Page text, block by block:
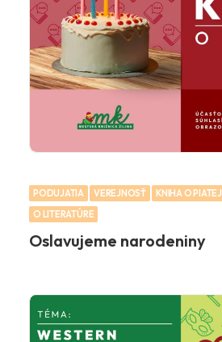
PODUJATIA VEREJNOSŤ KNIHA O PIATEJ
O LITERATÚRE
Oslavujeme narodeniny